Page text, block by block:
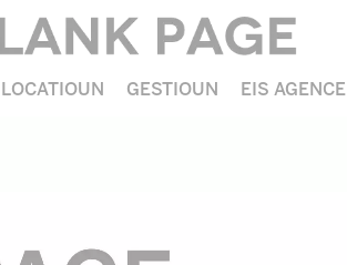
LOCATIOUN GESTIOUN EIS AGENCE